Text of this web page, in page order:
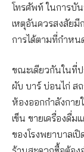
โทรศัพท์ ในการบั
เหตุอันควรสงสัยมี
การได้ตามที่กำห
ขณะเดียวกันในที่ป
ผับ บาร์ บ่อนไก่ ส
ห้องออกกำลังกาย
เข็น ขายเครื่องดื่
ของโรงพยาบาลเ